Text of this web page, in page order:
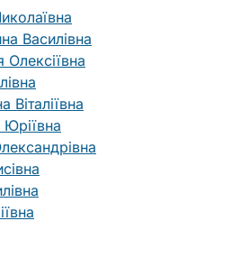
Василівна
Віталіївна